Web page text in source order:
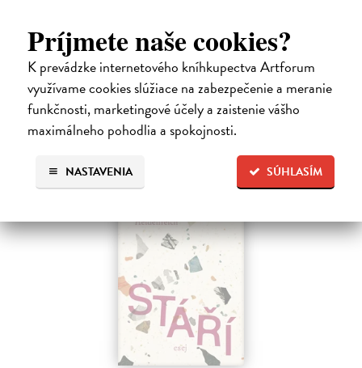
Príjmete naše cookies?
K prevádzke internetového kníhkupectva Artforum
využívame cookies slúžiace na zabezpečenie a meranie
funkčnosti, marketingové účely a zaistenie vášho
maximálneho pohodlia a spokojnosti.
SÚHLASÍM
NASTAVENIA
souladu s našimi očekáváními, že ji jen těžko zpochybňujeme.
Bourdieu vychází…
Na sklade ?
14,55 €
15,00 € ?